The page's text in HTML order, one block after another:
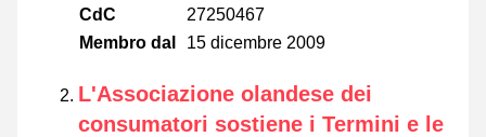
CdC
27250467
Membro dal
15 dicembre 2009
L'Associazione olandese dei
consumatori sostiene i Termini e le